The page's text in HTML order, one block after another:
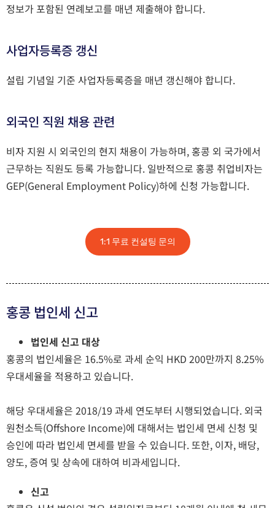
정보가 포함된 연례보고를 매년 제출해야 합니다.
사업자등록증 갱신
설립 기념일 기준 사업자등록증을 매년 갱신해야 합니다.
외국인 직원 채용 관련
비자 지원 시 외국인의 현지 채용이 가능하며, 홍콩 외 국가에서
근무하는 직원도 등록 가능합니다. 일반적으로 홍콩 취업비자는
GEP(General Employment Policy)하에 신청 가능합니다.
1:1 무료 컨설팅 문의
홍콩 법인세 신고
법인세 신고 대상
홍콩의 법인세율은 16.5%로 과세 순익 HKD 200만까지 8.25%
우대세율을 적용하고 있습니다.
해당 우대세율은 2018/19 과세 연도부터 시행되었습니다. 외국
원천소득(Offshore Income)에 대해서는 법인세 면세 신청 및
승인에 따라 법인세 면세를 받을 수 있습니다. 또한, 이자, 배당,
양도, 증여 및 상속에 대하여 비과세입니다.
신고